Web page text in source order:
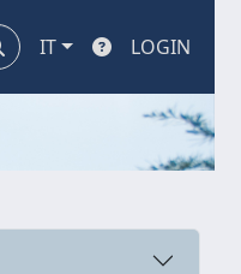
IT LOGIN